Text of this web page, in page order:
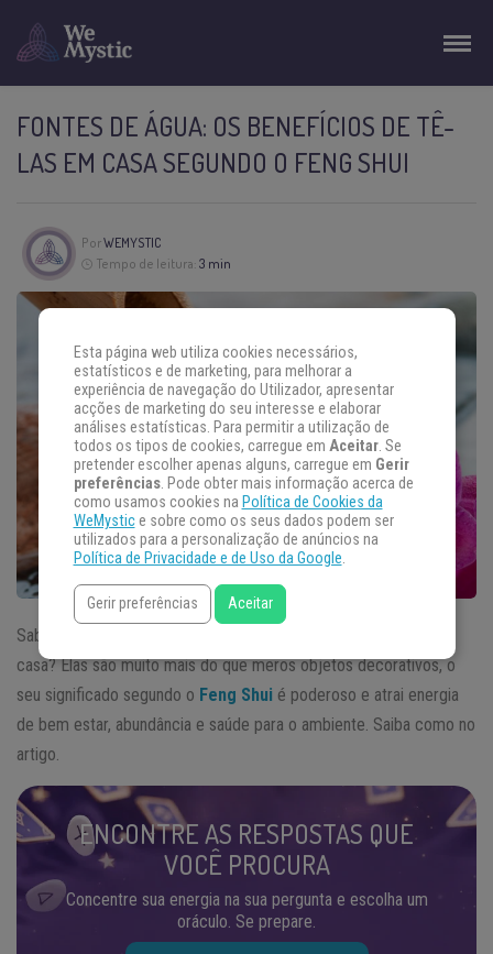
FONTES DE ÁGUA: OS BENEFÍCIOS DE TÊ-
LAS EM CASA SEGUNDO O FENG SHUI
PorWEMYSTIC
Tempo de leitura: 3 min
Sabe aquelas fontes de água bonitas que muita gente tem em
casa? Elas são muito mais do que meros objetos decorativos, o
seu significado segundo o Feng Shui é poderoso e atrai energia
de bem estar, abundância e saúde para o ambiente. Saiba como no
artigo.
ENCONTRE AS RESPOSTAS QUE
VOCÊ PROCURA
Concentre sua energia na sua pergunta e escolha um
oráculo. Se prepare.
Esta página web utiliza cookies necessários,
estatísticos e de marketing, para melhorar a
experiência de navegação do Utilizador, apresentar
acções de marketing do seu interesse e elaborar
análises estatísticas. Para permitir a utilização de
todos os tipos de cookies, carregue em Aceitar. Se
pretender escolher apenas alguns, carregue em Gerir
preferências. Pode obter mais informação acerca de
como usamos cookies na Política de Cookies da
WeMystice sobre como os seus dados podem ser
utilizados para a personalização de anúncios na
Política de Privacidade e de Uso da Google.
Gerir preferências Aceitar